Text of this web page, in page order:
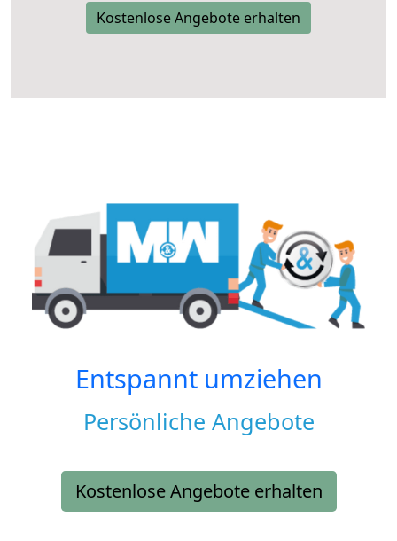
Kostenlose Angebote erhalten
Entspannt umziehen
Persönliche Angebote
Kostenlose Angebote erhalten